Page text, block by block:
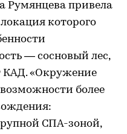
Румянцева привела
которого
— сосновый лес,
КАД. «Окружение
более
СПА-зоной,